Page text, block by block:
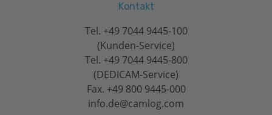
Kontakt
Tel. +49 7044 9445-100
(Kunden-Service)
Tel. +49 7044 9445-800
(DEDICAM-Service)
Fax. +49 800 9445-000
info.de@camlog.com